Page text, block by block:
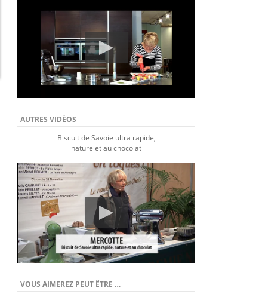
AUTRES VIDÉOS
Biscuit de Savoie ultra rapide,
nature et au chocolat
VOUS AIMEREZ PEUT ÊTRE …